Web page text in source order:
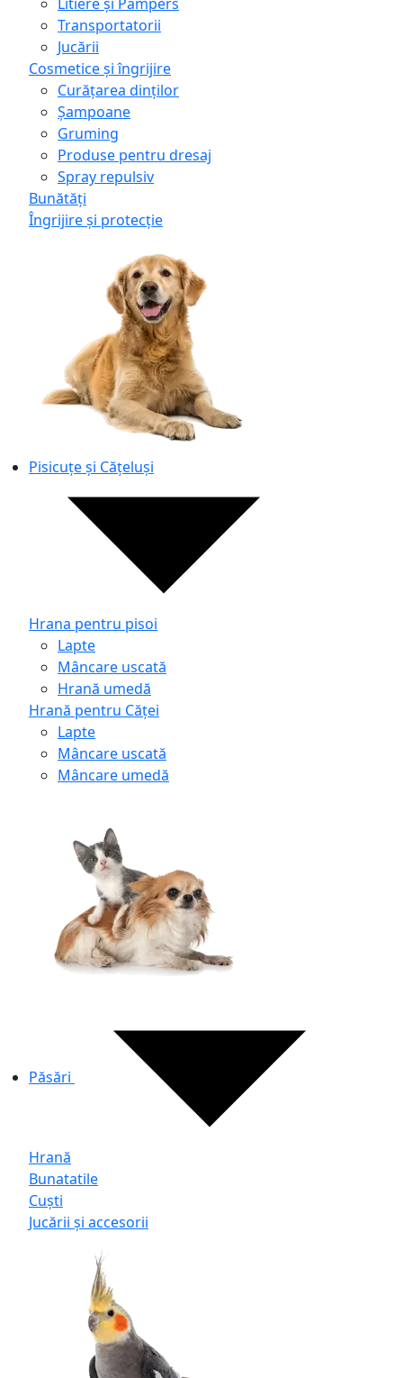
Transportatorii
Jucării
Cosmetice și îngrijire
Curățarea dinților
Șampoane
Gruming
Produse pentru dresaj
Spray repulsiv
Bunătăți
Îngrijire și protecție
Pisicuțe și Cățeluși
Hrana pentru pisoi
Lapte
Mâncare uscată
Hrană umedă
Hrană pentru Căței
Lapte
Mâncare uscată
Mâncare umedă
Păsări
Hrană
Bunatatile
Cuști
Jucării și accesorii